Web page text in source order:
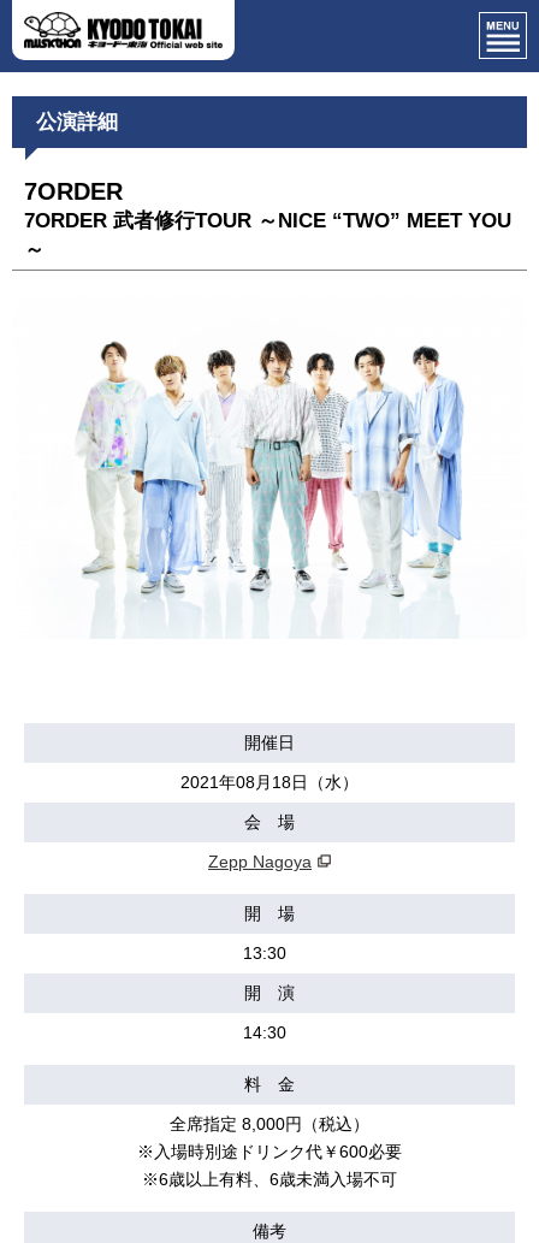
公演詳細
7ORDER
7ORDER 武者修行TOUR ～NICE “TWO” MEET YOU
～
開催日
2021年08月18日（水）
会 場
Zepp Nagoya
開 場
13:30
開 演
14:30
料 金
全席指定 8,000円（税込）
※入場時別途ドリンク代￥600必要
※6歳以上有料、6歳未満入場不可
備考